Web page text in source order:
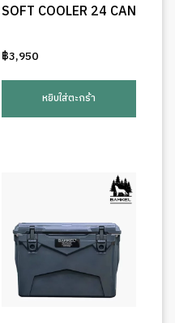
SOFT COOLER 24 CAN
฿3,950
หยิบใส่ตะกร้า